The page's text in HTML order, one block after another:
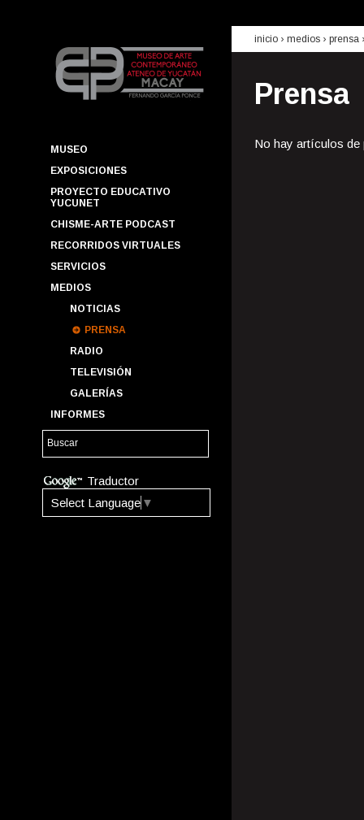
MUSEO
EXPOSICIONES
PROYECTO EDUCATIVO
YUCUNET
CHISME-ARTE PODCAST
RECORRIDOS VIRTUALES
SERVICIOS
MEDIOS
NOTICIAS
PRENSA
RADIO
TELEVISIÓN
GALERÍAS
INFORMES
Traductor
Select Language ▼
inicio › medios › prensa
Prensa
No hay artículos de